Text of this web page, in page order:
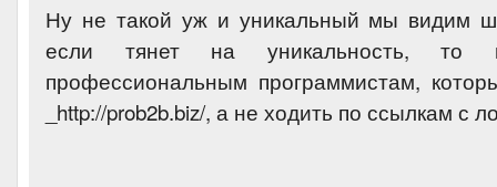
Ну не такой уж и уникальный мы видим
если тянет на уникальность,
профессиональным программистам,
_http://prob2b.biz/, а не ходить по ссылкам с